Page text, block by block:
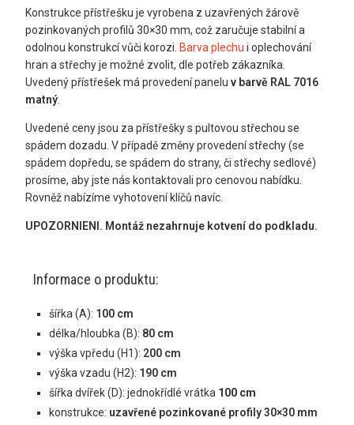
Konstrukce přístřešku je vyrobena z uzavřených žárově
pozinkovaných profilů 30×30 mm, což zaručuje stabilní a
odolnou konstrukcí vůči korozi. Barva plechu i oplechování
hran a střechy je možné zvolit, dle potřeb zákazníka.
Uvedený přístřešek má provedení panelu v barvě RAL 7016
matný
Uvedené ceny jsou za přístřešky s pultovou střechou se
spádem dozadu. V případě změny provedení střechy (se
spádem dopředu, se spádem do strany, či střechy sedlové)
prosíme, aby jste nás kontaktovali pro cenovou nabídku.
Rovněž nabízíme vyhotovení klíčů navíc.
UPOZORNIENI. Montáž nezahrnuje kotvení do podkladu.
Informace o produktu:
šířka (A): 100 cm
délka/hloubka (B): 80 cm
výška vpředu (H1): 200 cm
výška vzadu (H2): 190 cm
šířka dvířek (D): jednokřídlé vrátka 100 cm
konstrukce: uzavřené pozinkované profily 30×30 mm